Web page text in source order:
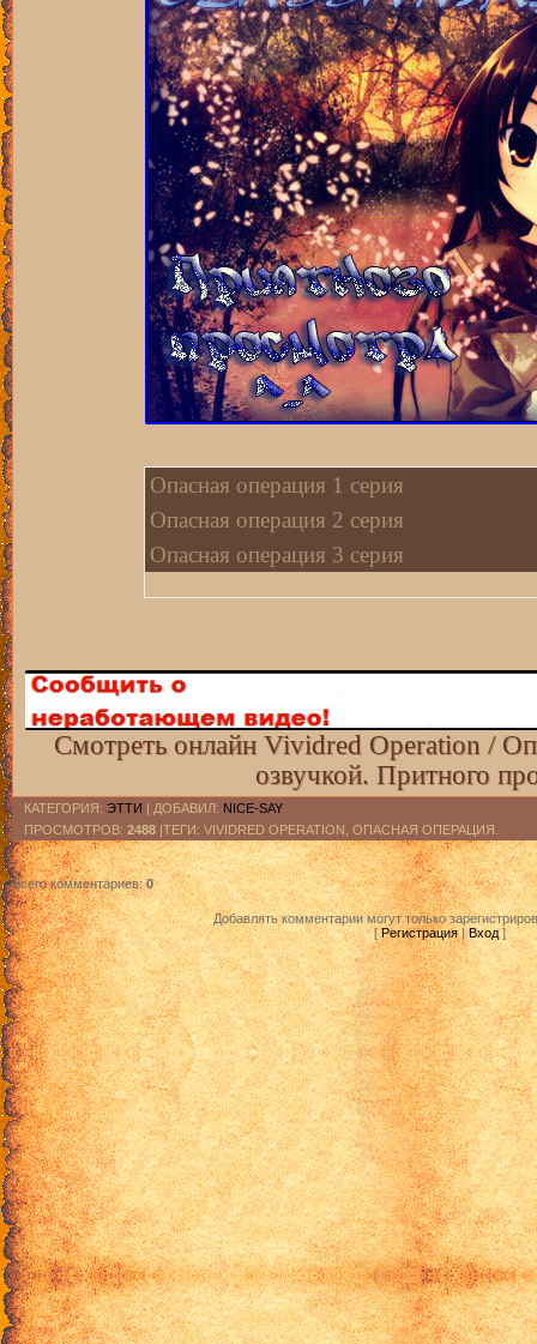
Опасная операция 1 серия
Опасная операция 2 серия
Опасная операция 3 серия
Смотреть онлайн Vividred Operation /
озвучкой. Притного
КАТЕГОРИЯ: ЭТТИ | ДОБАВИЛ: NICE-SAY
ПРОСМОТРОВ: 2488 |ТЕГИ: VIVIDRED OPERATION, ОПАСНАЯ ОПЕРАЦИЯ.
Всего комментариев:0
Добавлять комментарии могут только
[Регистрация|Вход]